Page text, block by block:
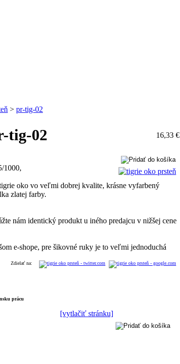
> pr-tig-02
tig-02 16,33 €
1000,
oko vo veľmi dobrej kvalite, krásne vyfarbený
zlatej farby.
nám identický produkt u iného predajcu v nižšej cene
e-shope, pre šikovné ruky je to veľmi jednoduchá
Zdielať na:
prácu
[vytlačiť stránku]